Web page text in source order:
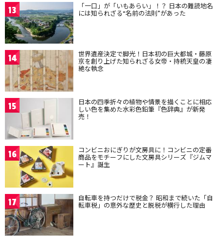
13 「一口」が「いもあらい」！？ 日本の難読地名
には知られざる“名前の法則”があった
14 世界遺産決定で脚光！日本初の巨大都城・藤原
京を創り上げた知られざる女帝・持統天皇の凄
絶な執念
15 日本の四季折々の植物や情景を描くことに相応
しい色を集めた水彩色鉛筆『色辞典』が新発
売！
16 コンビニおにぎりが文房具に！コンビニの定番
商品をモチーフにした文房具シリーズ『ジムマ
ート』誕生
17 自転車を持つだけで税金？ 昭和まで続いた「自
転車税」の意外な歴史と脱税が横行した理由